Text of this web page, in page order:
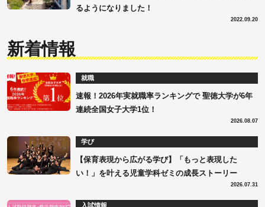
るようになりました！
2022.09.20
新着情報
就職
速報！2026年実就職率ランキングで 聖徳大学が6年
連続全国女子大学1位！
2026.08.07
学び
【保育表現から広がる学び】「もっと表現した
い！」を叶える児童学科ゼミの成長ストーリー
2026.07.31
入試情報